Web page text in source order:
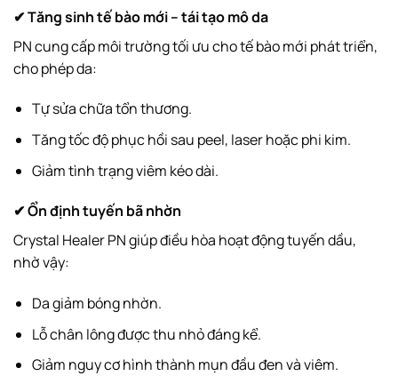
✔ Tăng sinh tế bào mới – tái tạo mô da
PN cung cấp môi trường tối ưu cho tế bào mới phát triển,
cho phép da:
Tự sửa chữa tổn thương.
Tăng tốc độ phục hồi sau peel, laser hoặc phi kim.
Giảm tình trạng viêm kéo dài.
✔ Ổn định tuyến bã nhờn
Crystal Healer PN giúp điều hòa hoạt động tuyến dầu,
nhờ vậy:
Da giảm bóng nhờn.
Lỗ chân lông được thu nhỏ đáng kể.
Giảm nguy cơ hình thành mụn đầu đen và viêm.